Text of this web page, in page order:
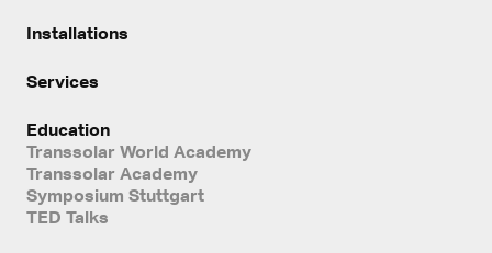
Installations
Services
Education
Transsolar World Academy
Transsolar Academy
Symposium Stuttgart
TED Talks